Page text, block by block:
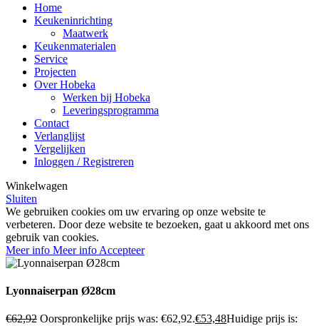
Home
Keukeninrichting
Maatwerk
Keukenmaterialen
Service
Projecten
Over Hobeka
Werken bij Hobeka
Leveringsprogramma
Contact
Verlanglijst
Vergelijken
Inloggen / Registreren
Winkelwagen
Sluiten
We gebruiken cookies om uw ervaring op onze website te
verbeteren. Door deze website te bezoeken, gaat u akkoord met ons
gebruik van cookies.
Meer info Meer info Accepteer
Lyonnaiserpan Ø28cm
€62,92 Oorspronkelijke prijs was: €62,92.€53,48Huidige prijs is: